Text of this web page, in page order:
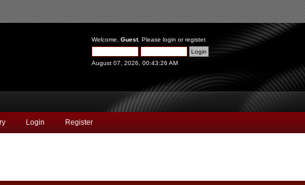
Welcome, Guest. Please login orregister.
August 07, 2026, 00:43:26 AM
Login Register